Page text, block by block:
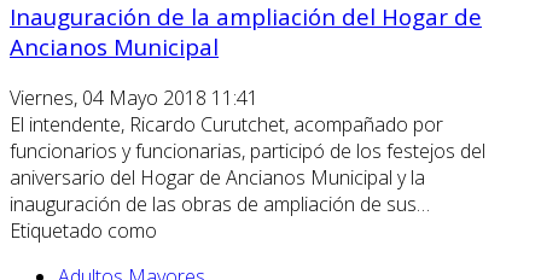
Inauguración de la ampliación del Hogar de
Ancianos Municipal
Viernes, 04 Mayo 2018 11:41
El intendente, Ricardo Curutchet, acompañado por
funcionarios y funcionarias, participó de los festejos del
aniversario del Hogar de Ancianos Municipal y la
inauguración de las obras de ampliación de sus…
Etiquetado como